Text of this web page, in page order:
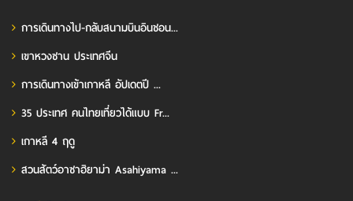
การเดินทางไป-กลับสนามบินอินชอน...
เขาหวงซาน ประเทศจีน
การเดินทางเข้าเกาหลี อัปเดตปี ...
35 ประเทศ คนไทยเที่ยวได้แบบ Fr...
เกาหลี 4 ฤดู
สวนสัตว์อาซาฮิยาม่า Asahiyama ...